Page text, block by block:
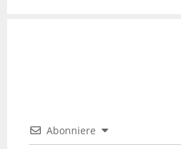
Abonniere